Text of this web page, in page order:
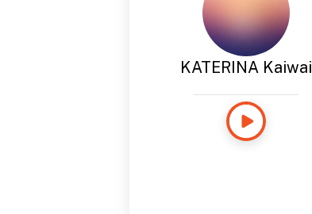
KATERINA Kaiwai